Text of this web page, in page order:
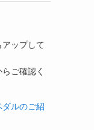
ップして
ご確認く
ダルのご紹